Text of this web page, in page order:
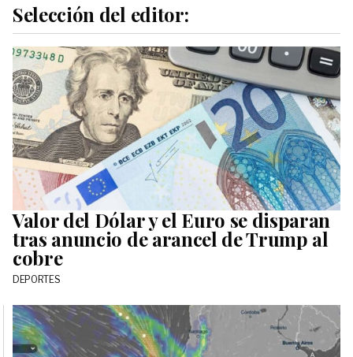
Selección del editor:
Valor del Dólar y el Euro se disparan
tras anuncio de arancel de Trump al
cobre
DEPORTES